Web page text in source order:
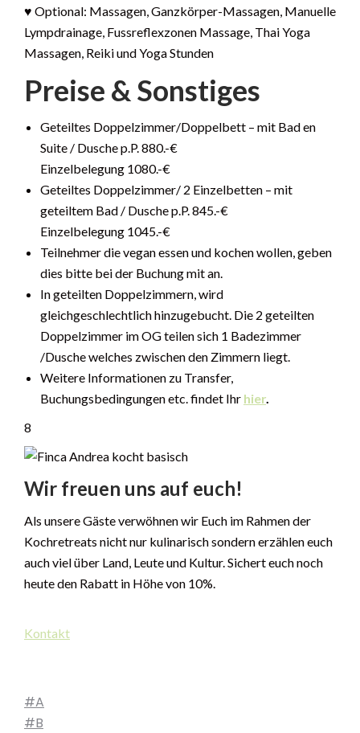
♥ Optional: Massagen, Ganzkörper-Massagen, Manuelle
Lympdrainage, Fussreflexzonen Massage, Thai Yoga
Massagen, Reiki und Yoga Stunden
Preise & Sonstiges
Geteiltes Doppelzimmer/Doppelbett – mit Bad en
Suite / Dusche p.P. 880.-€
Einzelbelegung 1080.-€
Geteiltes Doppelzimmer/ 2 Einzelbetten – mit
geteiltem Bad / Dusche p.P. 845.-€
Einzelbelegung 1045.-€
Teilnehmer die vegan essen und kochen wollen, geben
dies bitte bei der Buchung mit an.
In geteilten Doppelzimmern, wird
gleichgeschlechtlich hinzugebucht. Die 2 geteilten
Doppelzimmer im OG teilen sich 1 Badezimmer
/Dusche welches zwischen den Zimmern liegt.
Weitere Informationen zu Transfer,
Buchungsbedingungen etc. findet Ihr hier.
8
Wir freuen uns auf euch!
Als unsere Gäste verwöhnen wir Euch im Rahmen der
Kochretreats nicht nur kulinarisch sondern erzählen euch
auch viel über Land, Leute und Kultur. Sichert euch noch
heute den Rabatt in Höhe von 10%.
Kontakt
#A
#B